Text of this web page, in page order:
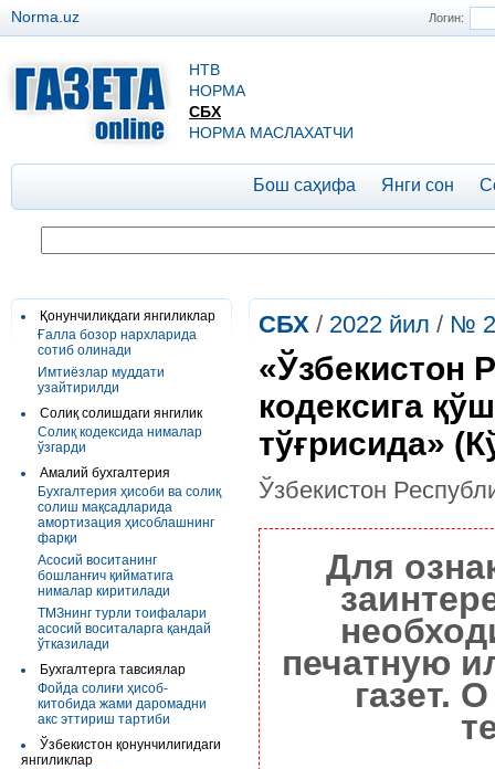
Логин:
Norma.uz
НТВ
НОРМА
СБХ
НОРМА МАСЛАХАТЧИ
Бош саҳифа Янги сон
Қонунчиликдаги янгиликлар
Ғалла бозор нархларида
сотиб олинади
Имтиёзлар муддати
узайтирилди
Солиқ солишдаги янгилик
Солиқ кодексида нималар
ўзгарди
Амалий бухгалтерия
Бухгалтерия ҳисоби ва солиқ
солиш мақсадларида
амортизация ҳисоблашнинг
фарқи
Асосий воситанинг
бошланғич қийматига
нималар киритилади
ТМЗнинг турли тоифалари
асосий воситаларга қандай
ўтказилади
Бухгалтерга тавсиялар
Фойда солиғи ҳисоб-
китобида жами даромадни
акс эттириш тартиби
Ўзбекистон қонунчилигидаги
янгиликлар
СБХ / 2022 йил / №
«Ўзбекистон
кодексига
тўғрисида»
Ўзбекистон
Для
печатную
газет.